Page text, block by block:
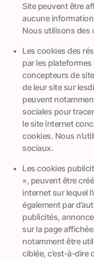
Site peuvent être
aucune
Nous utilisons des
Les cookies des
par les
concepteurs de
de leur site sur
peuvent
sociales pour
le site internet
cookies. Nous
sociaux.
Les cookies
», peuvent être
internet sur lequel
également par
publicités,
sur la page
notamment être
ciblée, c’est-à-dire